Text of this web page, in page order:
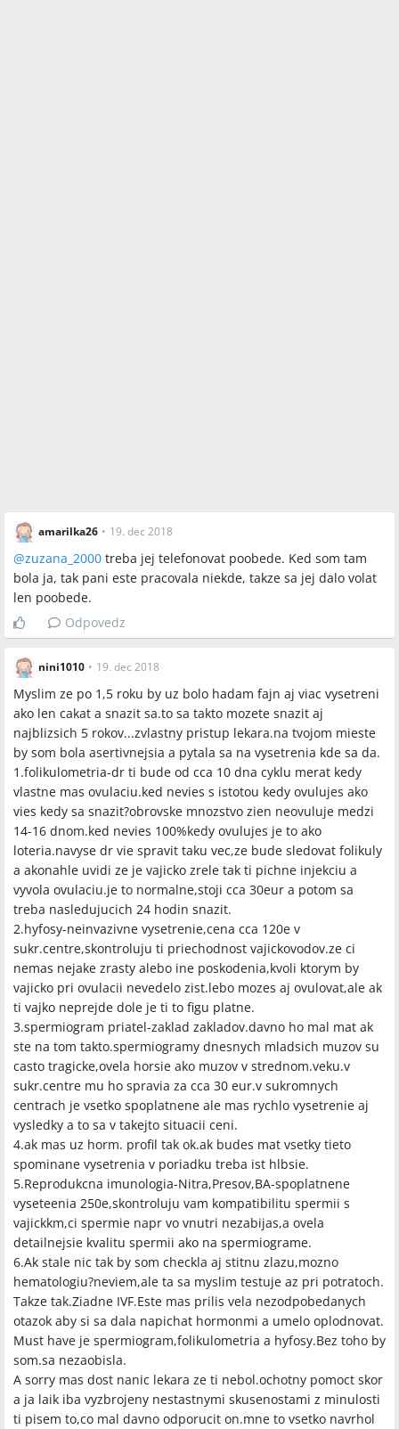
amarilka26 • 19. dec 2018
@zuzana_2000 treba jej telefonovat poobede. Ked som tam
bola ja, tak pani este pracovala niekde, takze sa jej dalo volat
len poobede.
Odpovedz
nini1010 • 19. dec 2018
Myslim ze po 1,5 roku by uz bolo hadam fajn aj viac vysetreni
ako len cakat a snazit sa.to sa takto mozete snazit aj
najblizsich 5 rokov...zvlastny pristup lekara.na tvojom mieste
by som bola asertivnejsia a pytala sa na vysetrenia kde sa da.
1.folikulometria-dr ti bude od cca 10 dna cyklu merat kedy
vlastne mas ovulaciu.ked nevies s istotou kedy ovulujes ako
vies kedy sa snazit?obrovske mnozstvo zien neovuluje medzi
14-16 dnom.ked nevies 100%kedy ovulujes je to ako
loteria.navyse dr vie spravit taku vec,ze bude sledovat folikuly
a akonahle uvidi ze je vajicko zrele tak ti pichne injekciu a
vyvola ovulaciu.je to normalne,stoji cca 30eur a potom sa
treba nasledujucich 24 hodin snazit.
2.hyfosy-neinvazivne vysetrenie,cena cca 120e v
sukr.centre,skontroluju ti priechodnost vajickovodov.ze ci
nemas nejake zrasty alebo ine poskodenia,kvoli ktorym by
vajicko pri ovulacii nevedelo zist.lebo mozes aj ovulovat,ale ak
ti vajko neprejde dole je ti to figu platne.
3.spermiogram priatel-zaklad zakladov.davno ho mal mat ak
ste na tom takto.spermiogramy dnesnych mladsich muzov su
casto tragicke,ovela horsie ako muzov v strednom.veku.v
sukr.centre mu ho spravia za cca 30 eur.v sukromnych
centrach je vsetko spoplatnene ale mas rychlo vysetrenie aj
vysledky a to sa v takejto situacii ceni.
4.ak mas uz horm. profil tak ok.ak budes mat vsetky tieto
spominane vysetrenia v poriadku treba ist hlbsie.
5.Reprodukcna imunologia-Nitra,Presov,BA-spoplatnene
vyseteenia 250e,skontroluju vam kompatibilitu spermii s
vajickkm,ci spermie napr vo vnutri nezabijas,a ovela
detailnejsie kvalitu spermii ako na spermiograme.
6.Ak stale nic tak by som checkla aj stitnu zlazu,mozno
hematologiu?neviem,ale ta sa myslim testuje az pri potratoch.
Takze tak.Ziadne IVF.Este mas prilis vela nezodpobedanych
otazok aby si sa dala napichat hormonmi a umelo oplodnovat.
Must have je spermiogram,folikulometria a hyfosy.Bez toho by
som.sa nezaobisla.
A sorry mas dost nanic lekara ze ti nebol.ochotny pomoct skor
a ja laik iba vyzbrojeny nestastnymi skusenostami z minulosti
ti pisem to,co mal davno odporucit on.mne to vsetko navrhol